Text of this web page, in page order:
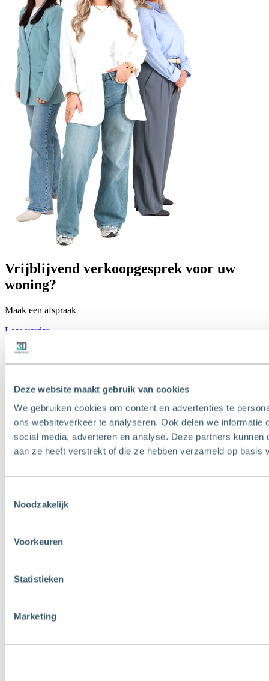
Deze website maakt gebruik van cookies
We gebruiken cookies om content en advertenties te
ons websiteverkeer te analyseren. Ook delen we
social media, adverteren en analyse. Deze partners
aan ze heeft verstrekt of die ze hebben verzameld op basis
Noodzakelijk
Voorkeuren
Statistieken
Marketing
Vrijblijvend verkoopgesprek voor uw
woning?
Maak een afspraak
Lees verder
010 - 427 77 88
info@3dmakelaars.nl
Gerrit Verboonstraat 17
Privacyverklaring